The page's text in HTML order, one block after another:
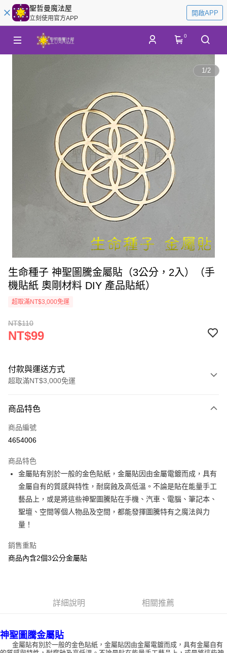
聖哲曼魔法屋
立刻使用官方APP
開啟APP
0
1/2
生命種子 神聖圖騰金屬貼（3公分，2入）（手
機貼紙 奧剛材料 DIY 產品貼紙）
超取滿NT$3,000免運
NT$110
NT$99
付款與運送方式
超取滿NT$3,000免運
信用卡一次付款
超商取貨付款
Apple Pay
街口支付
悠遊付
ATM付款
賣家宅配幫您送（台灣）
每筆NT$80，滿NT$3,000(含以上)免運費
商品特色
商品編號
4654006
商品特色
金屬貼有別於一般的金色貼紙，金屬貼因由金屬電鍍而成，具有
金屬自有的質感與特性，耐腐蝕及高低溫。不論是貼在能量手工
藝品上，或是將這些神聖圖騰貼在手機、汽車、電腦、筆記本、
聖壇、空間等個人物品及空間，都能發揮圖騰特有之魔法與力
量！
銷售重點
商品內含2個3公分金屬貼
詳細說明 相關推薦
神聖圖騰金屬貼
金屬貼有別於一般的金色貼紙，金屬貼因由金屬電鍍而成，具有金屬自有